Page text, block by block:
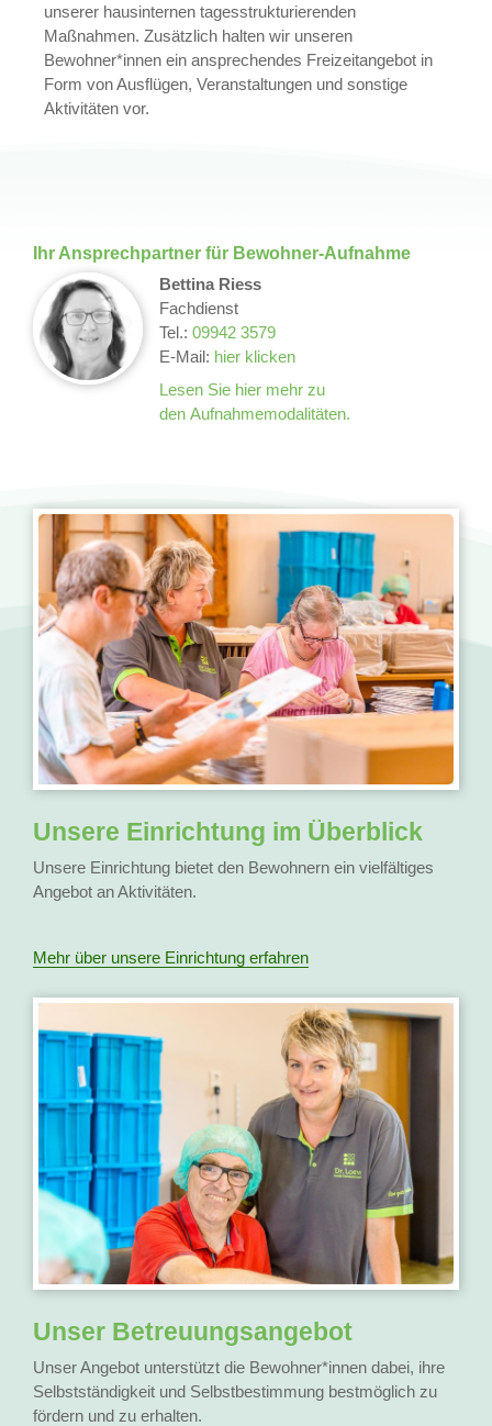
unserer hausinternen tagesstrukturierenden
Maßnahmen. Zusätzlich halten wir unseren
Bewohner*innen ein ansprechendes Freizeitangebot in
Form von Ausflügen, Veranstaltungen und sonstige
Aktivitäten vor.
Ihr Ansprechpartner für Bewohner-Aufnahme
Bettina Riess
Fachdienst
Tel.: 09942 3579
E-Mail: hier klicken
Lesen Sie hier mehr zu
den Aufnahmemodalitäten.
Unsere Einrichtung im Überblick
Unsere Einrichtung bietet den Bewohnern ein vielfältiges
Angebot an Aktivitäten.
Mehr über unsere Einrichtung erfahren
Unser Betreuungsangebot
Unser Angebot unterstützt die Bewohner*innen dabei, ihre
Selbstständigkeit und Selbstbestimmung bestmöglich zu
fördern und zu erhalten.